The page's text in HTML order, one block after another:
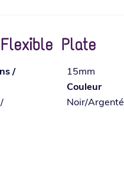
Plate
/
15mm
Couleur
Noir/Argenté